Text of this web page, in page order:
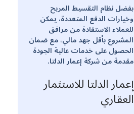
بفضل نظام التقسيط المريح
وخيارات الدفع المتعددة، يمكن
للعملاء الاستفادة من مرافق
المشروع بأقل جهد مالي، مع ضمان
الحصول على خدمات عالية الجودة
مقدمة من شركة إعمار الدلتا.
إعمار الدلتا للاستثمار
العقاري